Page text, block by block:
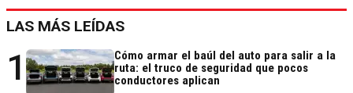
LAS MÁS LEÍDAS
1
Cómo armar el baúl del auto para salir a la
ruta: el truco de seguridad que pocos
conductores aplican